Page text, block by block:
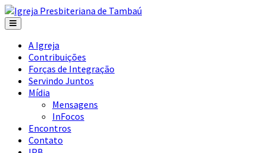
A Igreja
Contribuições
Forças de Integração
Servindo Juntos
Mídia
Mensagens
InFocos
Encontros
Contato